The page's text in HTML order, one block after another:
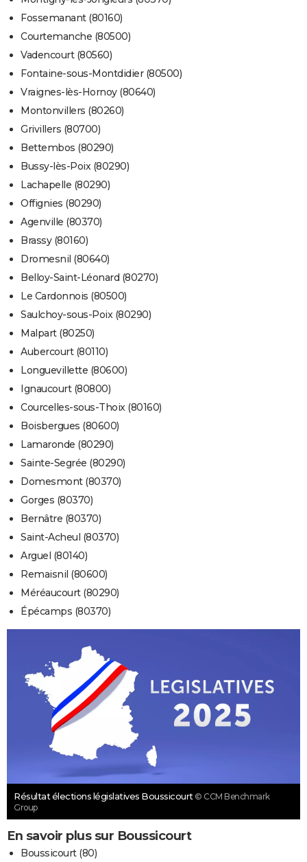
Fossemanant (80160)
Courtemanche (80500)
Vadencourt (80560)
Fontaine-sous-Montdidier (80500)
Vraignes-lès-Hornoy (80640)
Montonvillers (80260)
Grivillers (80700)
Bettembos (80290)
Bussy-lès-Poix (80290)
Lachapelle (80290)
Offignies (80290)
Agenville (80370)
Brassy (80160)
Dromesnil (80640)
Belloy-Saint-Léonard (80270)
Le Cardonnois (80500)
Saulchoy-sous-Poix (80290)
Malpart (80250)
Aubercourt (80110)
Longuevillette (80600)
Ignaucourt (80800)
Courcelles-sous-Thoix (80160)
Boisbergues (80600)
Lamaronde (80290)
Sainte-Segrée (80290)
Domesmont (80370)
Gorges (80370)
Bernâtre (80370)
Saint-Acheul (80370)
Arguel (80140)
Remaisnil (80600)
Méréaucourt (80290)
Épécamps (80370)
Résultat élections législatives Boussicourt © CCM Benchmark
Group
En savoir plus sur Boussicourt
Boussicourt (80)